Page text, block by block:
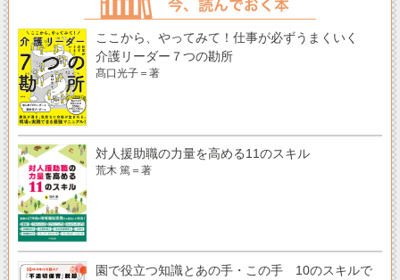
ここから、やってみて！仕事が必ずうまくいく
介護リーダー７つの勘所
髙口光子＝著
対人援助職の力量を高める11のスキル
荒木 篤＝著
園で役立つ知識とあの手・この手 10のスキルで